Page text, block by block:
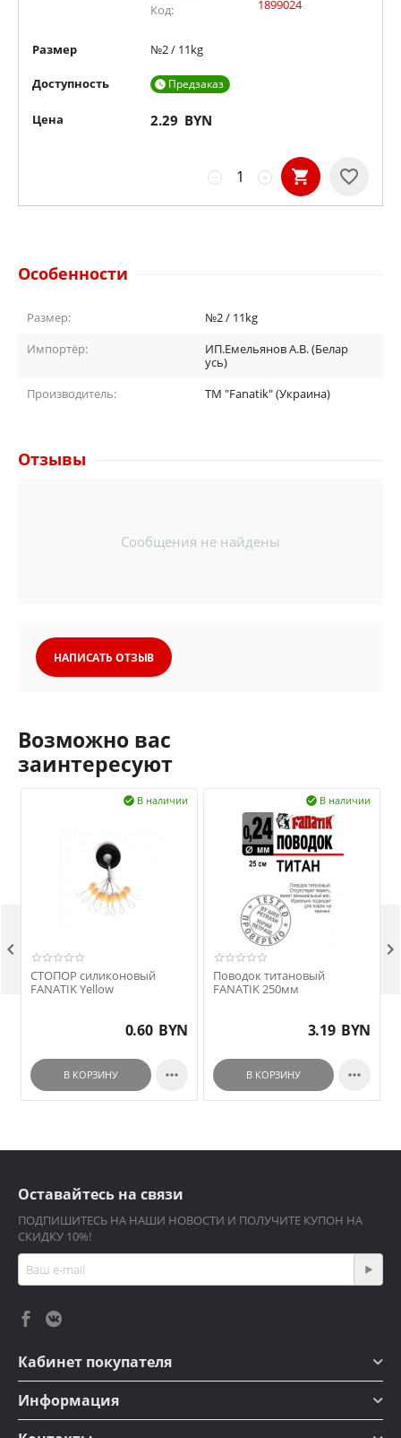
Код:
1899024
Размер №2 / 11kg
Доступность Предзаказ

Цена 2.29 BYN
+
−
Особенности
Размер:
№2 / 11kg
Импортёр:
ИП.Емельянов А.В. (Белар
усь)
Производитель:
TM "Fanatik" (Украина)
Отзывы
Сообщения не найдены
НАПИСАТЬ ОТЗЫВ
Возможно вас
заинтересуют
В наличии

СТОПОР силиконовый
FANATIK Yellow
0.60 BYN
В КОРЗИНУ 
В наличии

Поводок титановый
FANATIK 250мм
3.19 BYN
В КОРЗИНУ 
 
Оставайтесь на связи
ПОДПИШИТЕСЬ НА НАШИ НОВОСТИ И ПОЛУЧИТЕ КУПОН НА
СКИДКУ 10%!
Кабинет покупателя
Информация